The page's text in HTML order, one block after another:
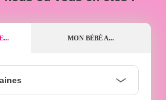
MON BÉBÉ A...
semaines